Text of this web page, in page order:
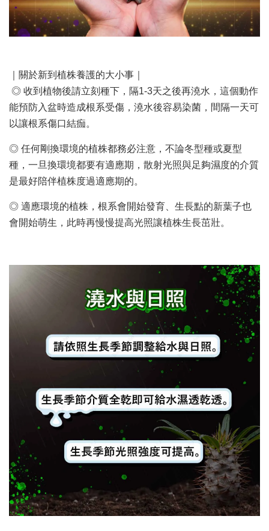
｜關於新到植株養護的大小事｜
◎ 收到植物後請立刻種下，隔1-3天之後再澆水，這個動作
能預防入盆時造成根系受傷，澆水後容易染菌，間隔一天可
以讓根系傷口結痂。
◎ 任何剛換環境的植株都務必注意，不論冬型種或夏型
種，一旦換環境都要有適應期，散射光照與足夠濕度的介質
是最好陪伴植株度過適應期的。
◎ 適應環境的植株，根系會開始發育、生長點的新葉子也
會開始萌生，此時再慢慢提高光照讓植株生長茁壯。